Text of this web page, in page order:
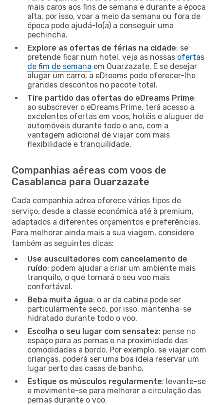
mais caros aos fins de semana e durante a época
alta, por isso, voar a meio da semana ou fora de
época pode ajudá-lo(a) a conseguir uma
pechincha.
Explore as ofertas de férias na cidade: se
pretende ficar num hotel, veja as nossas ofertas
de fim de semana em Ouarzazate. E se desejar
alugar um carro, a eDreams pode oferecer-lhe
grandes descontos no pacote total.
Tire partido das ofertas do eDreams Prime:
ao subscrever o eDreams Prime, terá acesso a
excelentes ofertas em voos, hotéis e aluguer de
automóveis durante todo o ano, com a
vantagem adicional de viajar com mais
flexibilidade e tranquilidade.
Companhias aéreas com voos de
Casablanca para Ouarzazate
Cada companhia aérea oferece vários tipos de
serviço, desde a classe económica até à premium,
adaptados a diferentes orçamentos e preferências.
Para melhorar ainda mais a sua viagem, considere
também as seguintes dicas:
Use auscultadores com cancelamento de
ruído: podem ajudar a criar um ambiente mais
tranquilo, o que tornará o seu voo mais
confortável.
Beba muita água: o ar da cabina pode ser
particularmente seco, por isso, mantenha-se
hidratado durante todo o voo.
Escolha o seu lugar com sensatez: pense no
espaço para as pernas e na proximidade das
comodidades a bordo. Por exemplo, se viajar com
crianças, poderá ser uma boa ideia reservar um
lugar perto das casas de banho.
Estique os músculos regularmente: levante-se
e movimente-se para melhorar a circulação das
pernas durante o voo.